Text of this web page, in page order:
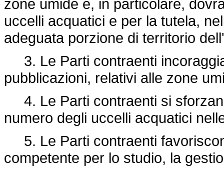
zone umide e, in particolare,
uccelli acquatici e per la tutela,
adeguata porzione di territorio
3. Le Parti contraenti
pubblicazioni, relativi alle zone
4. Le Parti contraenti si
numero degli uccelli acquatici
5. Le Parti contraenti
competente per lo studio, la